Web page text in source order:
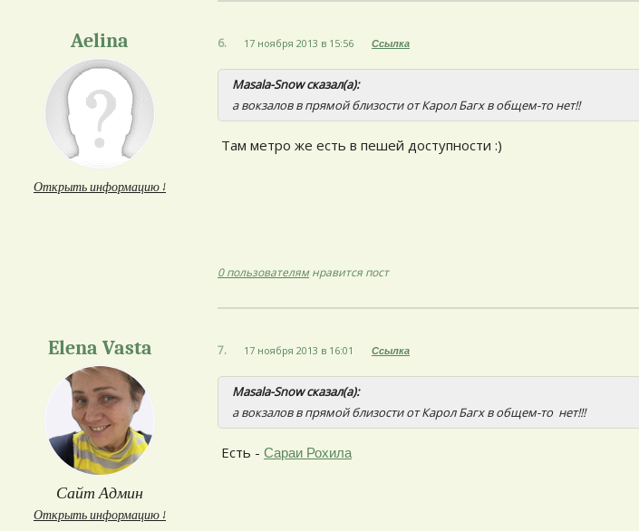
Aelina
Открыть информацию ↓
6. 17 ноября 2013 в 15:56 Ссылка
Masala-Snow сказал(а):
а вокзалов в прямой близости от Карол Багх в общем-то нет!!
Там метро же есть в пешей доступности :)
0 пользователямнравится пост
Elena Vasta
Сайт Админ
Открыть информацию ↓
7. 17 ноября 2013 в 16:01 Ссылка
Masala-Snow сказал(а):
а вокзалов в прямой близости от Карол Багх в общем-то нет!!!
Есть - Сараи Рохила